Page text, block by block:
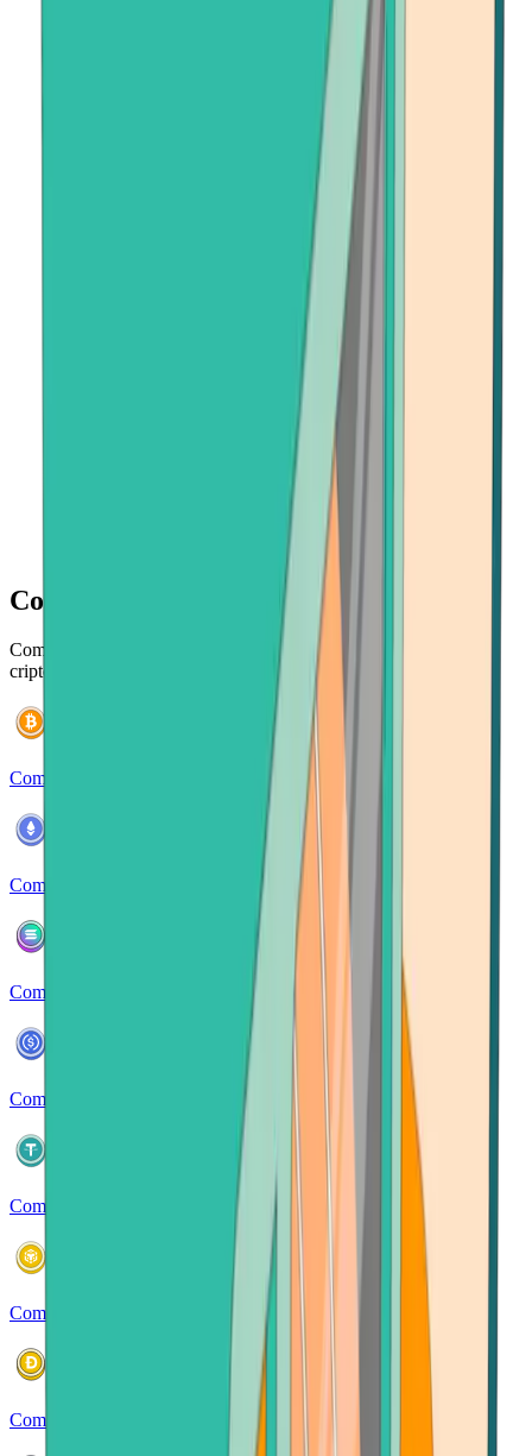
Compra más de 120 criptomonedas
Compre y administre de forma segura una amplia gama de
criptomonedas con facilidad.
Comprar Bitcoin
Comprar Ethereum
Comprar Solana
Comprar USDC
Comprar USDT
Comprar BNB
Comprar Dogecoin